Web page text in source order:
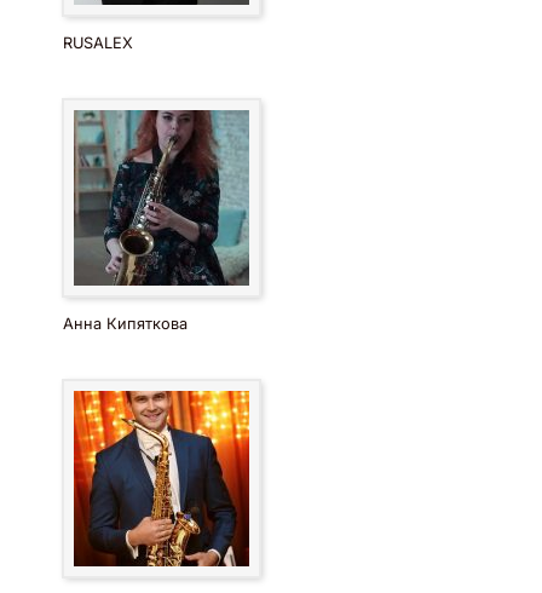
RUSALEX
Анна Кипяткова